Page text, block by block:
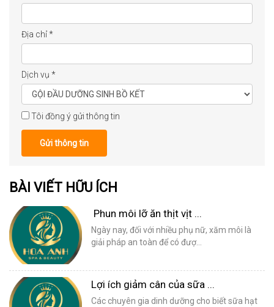
Địa chỉ*
Dịch vụ *
Tôi đồng ý gửi thông tin
Gửi thông tin
BÀI VIẾT HỮU ÍCH
Phun môi lỡ ăn thịt vịt ...
Ngày nay, đối với nhiều phụ nữ, xăm môi là
giải pháp an toàn để có đượ...
Lợi ích giảm cân của sữa ...
Các chuyên gia dinh dưỡng cho biết sữa hạt